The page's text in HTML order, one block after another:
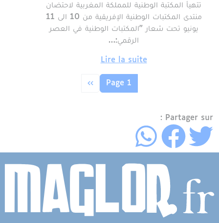
تتهيأ المكتبة الوطنية للمملكة المغربية لاحتضان
منتدى المكتبات الوطنية الإفريقية من 10 الى 11
يونيو تحت شعار "المكتبات الوطنية في العصر
الرقمي:…
Lire la suite
Page 1 الصفحة التالية
››
Partager sur :